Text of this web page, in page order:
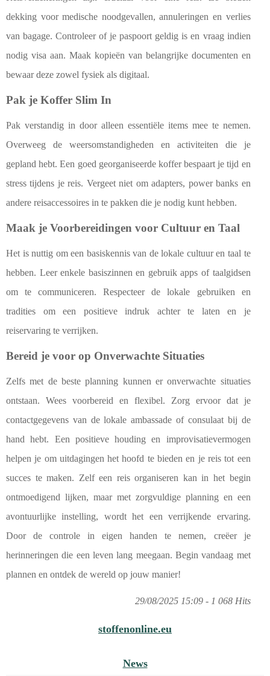
dekking voor medische noodgevallen, annuleringen en verlies
van bagage. Controleer of je paspoort geldig is en vraag indien
nodig visa aan. Maak kopieën van belangrijke documenten en
bewaar deze zowel fysiek als digitaal.
Pak je Koffer Slim In
Pak verstandig in door alleen essentiële items mee te nemen.
Overweeg de weersomstandigheden en activiteiten die je
gepland hebt. Een goed georganiseerde koffer bespaart je tijd en
stress tijdens je reis. Vergeet niet om adapters, power banks en
andere reisaccessoires in te pakken die je nodig kunt hebben.
Maak je Voorbereidingen voor Cultuur en Taal
Het is nuttig om een basiskennis van de lokale cultuur en taal te
hebben. Leer enkele basiszinnen en gebruik apps of taalgidsen
om te communiceren. Respecteer de lokale gebruiken en
tradities om een positieve indruk achter te laten en je
reiservaring te verrijken.
Bereid je voor op Onverwachte Situaties
Zelfs met de beste planning kunnen er onverwachte situaties
ontstaan. Wees voorbereid en flexibel. Zorg ervoor dat je
contactgegevens van de lokale ambassade of consulaat bij de
hand hebt. Een positieve houding en improvisatievermogen
helpen je om uitdagingen het hoofd te bieden en je reis tot een
succes te maken. Zelf een reis organiseren kan in het begin
ontmoedigend lijken, maar met zorgvuldige planning en een
avontuurlijke instelling, wordt het een verrijkende ervaring.
Door de controle in eigen handen te nemen, creëer je
herinneringen die een leven lang meegaan. Begin vandaag met
plannen en ontdek de wereld op jouw manier!
29/08/2025 15:09 - 1 068 Hits
stoffenonline.eu
News